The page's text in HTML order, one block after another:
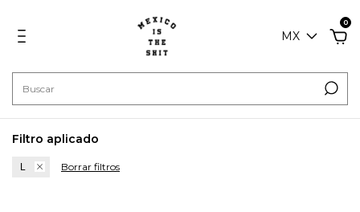
MX
0
Filtro aplicado
L Borrar filtros